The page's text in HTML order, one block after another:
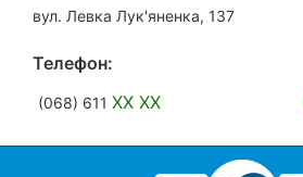
вул. Левка Лук'яненка, 137
Телефон:
(068) 611 XX XX